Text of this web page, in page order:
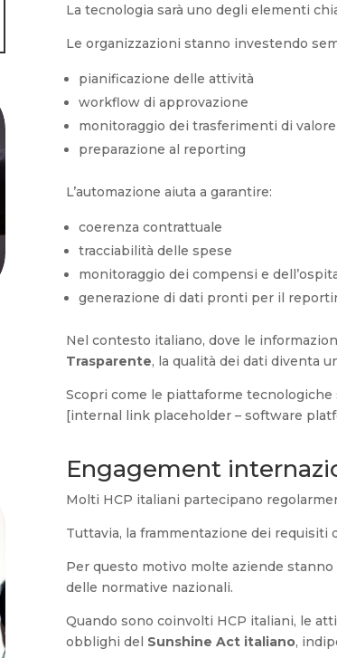
La tecnologia sarà uno degli elementi
Le organizzazioni stanno investendo
pianificazione delle attività
workflow di approvazione
monitoraggio dei trasferimenti di valore
preparazione al reporting
L’automazione aiuta a garantire:
coerenza contrattuale
tracciabilità delle spese
monitoraggio dei compensi e
generazione di dati pronti per il
Nel contesto italiano, dove le
Trasparente, la qualità dei dati diventa
Scopri come le piattaforme
[internal link placeholder – software
Engagement
Molti HCP italiani partecipano
Tuttavia, la frammentazione dei requisiti
Per questo motivo molte aziende
delle normative nazionali.
Quando sono coinvolti HCP italiani, le
obblighi del Sunshine Act italiano,